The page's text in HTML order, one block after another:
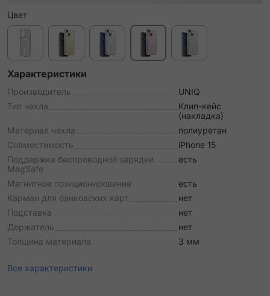
Цвет
Характеристики
Производитель
UNIQ
Тип чехла
Клип-кейс
(накладка)
Материал чехла
полиуретан
Совместимость
iPhone 15
Поддержка беспроводной зарядки
MagSafe
есть
Магнитное позиционирование
есть
Карман для банковских карт
нет
Подставка
нет
Держатель
нет
Толщина материала
3 мм
Все характеристики